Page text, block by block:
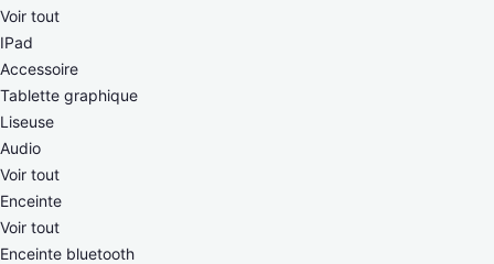
Voir tout
IPad
Accessoire
Tablette graphique
Liseuse
Audio
Voir tout
Enceinte
Voir tout
Enceinte bluetooth